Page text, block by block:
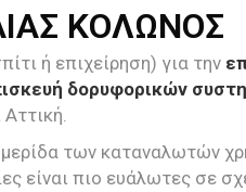
ΚΟΛΩΝΟΣ
ή επιχείρηση) για την
δορυφορικών
των καταναλωτών
είναι πιο ευάλωτες σε